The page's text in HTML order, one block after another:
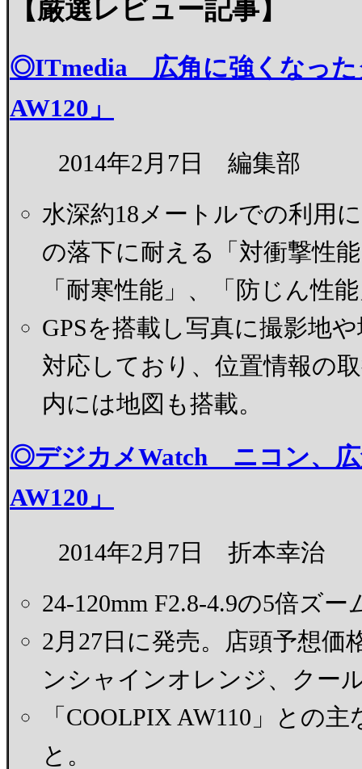
【厳選レビュー記事】
◎ITmedia 広角に強くなっ
AW120」
2014年2月7日 編集部
水深約18メートルでの利用
の落下に耐える「対衝撃性
「耐寒性能」、「防じん性
GPSを搭載し写真に撮影地
対応しており、位置情報の
内には地図も搭載。
◎デジカメWatch ニコン、広
AW120」
2014年2月7日 折本幸治
24-120mm F2.8-4.9の5倍ズ
2月27日に発売。店頭予想価
ンシャインオレンジ、クー
「COOLPIX AW110」との
と。